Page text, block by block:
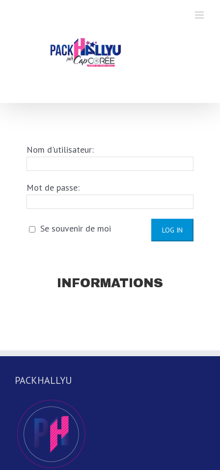
Nom d'utilisateur:
Mot de passe:
Se souvenir de moi
INFORMATIONS
PACKHALLYU